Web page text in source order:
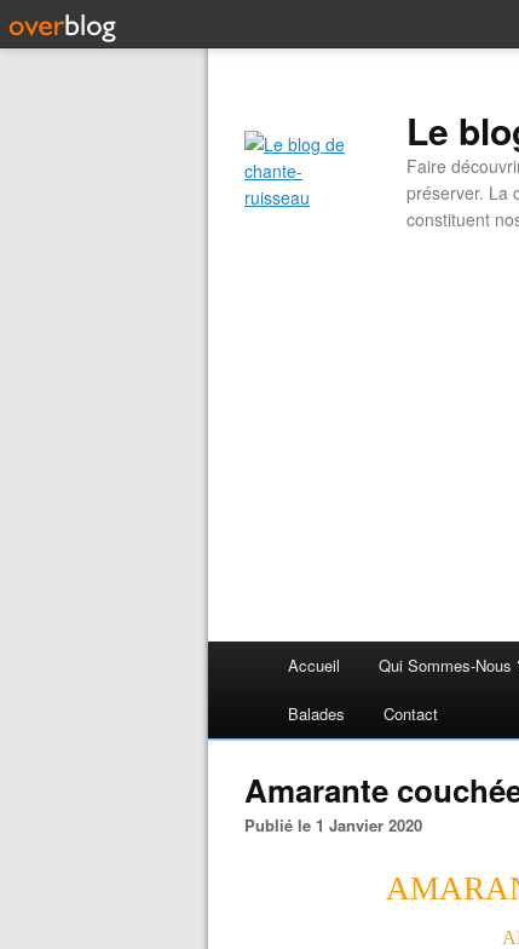
Le
Faire
préserver. La
constituent
Accueil Qui Sommes-Nous
Balades Contact
Amarante
Publié le 1 Janvier 2020